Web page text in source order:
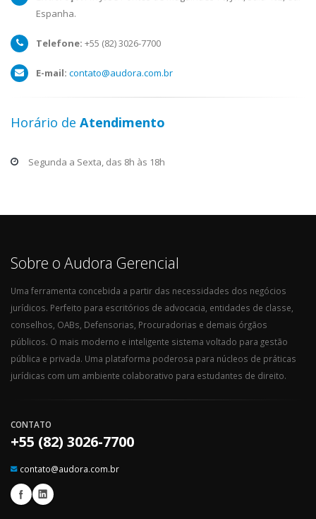
Espanha.
Telefone: +55 (82) 3026-7700
E-mail: contato@audora.com.br
Horário de Atendimento
Segunda a Sexta, das 8h às 18h
Sobre o Audora Gerencial
Uma ferramenta concebida a partir das necessidades dos negócios
jurídicos. Perfeito para escritórios de advocacia, entidades de classe,
conselhos, OABs, Defensorias, Procuradorias e demais órgãos
públicos. O mais moderno e inteligente sistema voltado para gestão
pública e privada. Uma plataforma poderosa para núcleos de práticas
jurídicas com um ambiente colaborativo para estudantes de direito.
CONTATO
+55 (82) 3026-7700
contato@audora.com.br